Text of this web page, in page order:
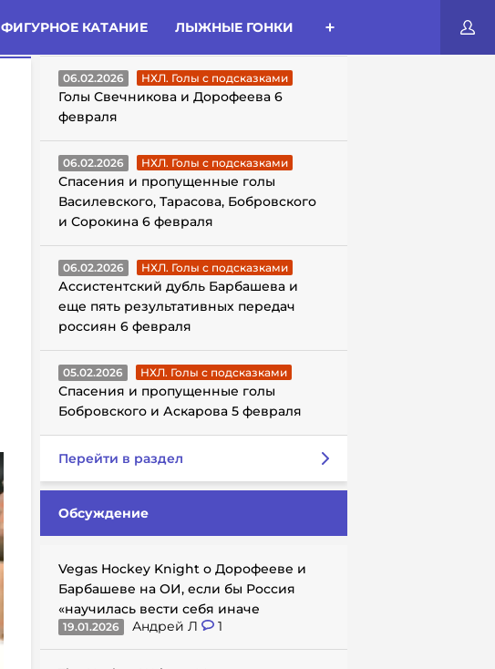
ФИГУРНОЕ КАТАНИЕ ЛЫЖНЫЕ ГОНКИ
ГОЛЫ С ПОДСКАЗКАМИ
06.02.2026 НХЛ. Голы с подсказками
Голы Свечникова и Дорофеева 6
февраля
06.02.2026 НХЛ. Голы с подсказками
Спасения и пропущенные голы
Василевского, Тарасова, Бобровского
и Сорокина 6 февраля
06.02.2026 НХЛ. Голы с подсказками
Ассистентский дубль Барбашева и
еще пять результативных передач
россиян 6 февраля
05.02.2026 НХЛ. Голы с подсказками
Спасения и пропущенные голы
Бобровского и Аскарова 5 февраля
Перейти в раздел
Обсуждение
Vegas Hockey Knight о Дорофееве и
Барбашеве на ОИ, если бы Россия
«научилась вести себя иначе
19.01.2026 Андрей Л 1